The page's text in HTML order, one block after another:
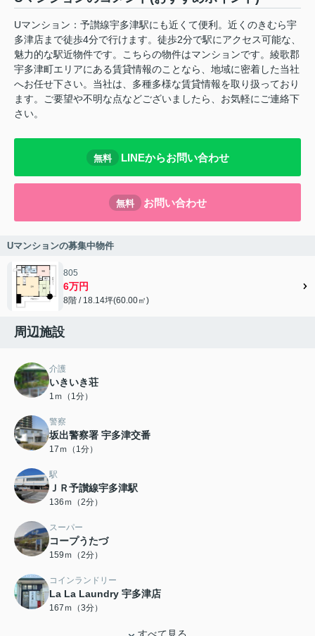
Uマンション：予讃線宇多津駅にも近くて便利。近くのきむら宇
多津店まで徒歩4分で行けます。徒歩2分で駅にアクセス可能な、
魅力的な駅近物件です。こちらの物件はマンションです。綾歌郡
宇多津町エリアにある賃貸情報のことなら、地域に密着した当社
へお任せ下さい。当社は、多種多様な賃貸情報を取り扱っており
ます。ご要望や不明な点などございましたら、お気軽にご連絡下
さい。
無料 LINEからお問い合わせ
無料 お問い合わせ
Uマンションの募集中物件
805
6万円
8階 / 18.14坪(60.00㎡)
周辺施設
介護
いきいき荘
1ｍ（1分）
警察
坂出警察署 宇多津交番
17ｍ（1分）
駅
ＪＲ予讃線宇多津駅
136ｍ（2分）
スーパー
コープうたづ
159ｍ（2分）
コインランドリー
La La Laundry 宇多津店
167ｍ（3分）